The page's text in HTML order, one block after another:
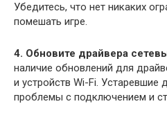
Убедитесь, что нет никаких
помешать игре.
4. Обновите драйвера
наличие обновлений для
и устройств Wi-Fi. Устаревшие
проблемы с подключением и